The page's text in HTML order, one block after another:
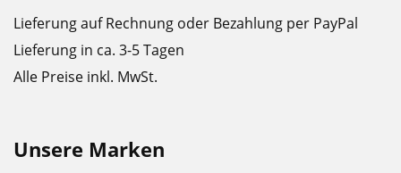
Lieferung auf Rechnung oder Bezahlung per PayPal
Lieferung in ca. 3-5 Tagen
Alle Preise inkl. MwSt.
Unsere Marken